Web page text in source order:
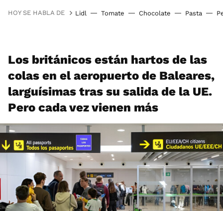
HOY SE HABLA DE Lidl Tomate Chocolate Pasta
Los británicos están hartos de las
colas en el aeropuerto de Baleares,
larguísimas tras su salida de la UE.
Pero cada vez vienen más